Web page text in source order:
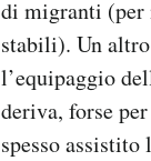
di migranti (per
stabili). Un
l’equipaggio
deriva, forse
spesso